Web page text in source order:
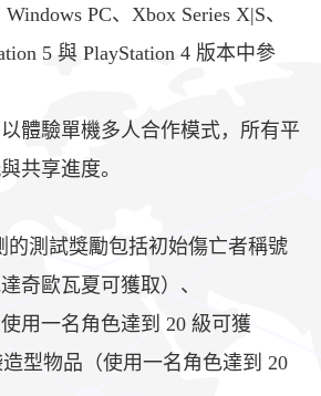
PC、Xbox Series X|S、
5 與 PlayStation 4 版本中參
體驗單機多人合作模式，所有平
共享進度。
的測試獎勵包括初始傷亡者稱號
奇歐瓦夏可獲取）、
用一名角色達到 20 級可獲
型物品（使用一名角色達到 20